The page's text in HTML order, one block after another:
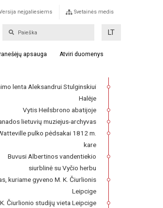
neįgaliesiems Svetainės medis
LT
apsauga Atviri duomenys
Stiftungen kompleksas,
lenta Aleksandrui Stulginskiui
Halėje
Vytis Heilsbrono abatijoje
lietuvių muziejus-archyvas
pulko pėdsakai 1812 m.
kare
Buvusi Albertinos vandentiekio
siurblinė su Vyčio herbu
kuriame gyveno M. K. Čiurlionis
Leipcige
Čiurlionio studijų vieta Leipcige